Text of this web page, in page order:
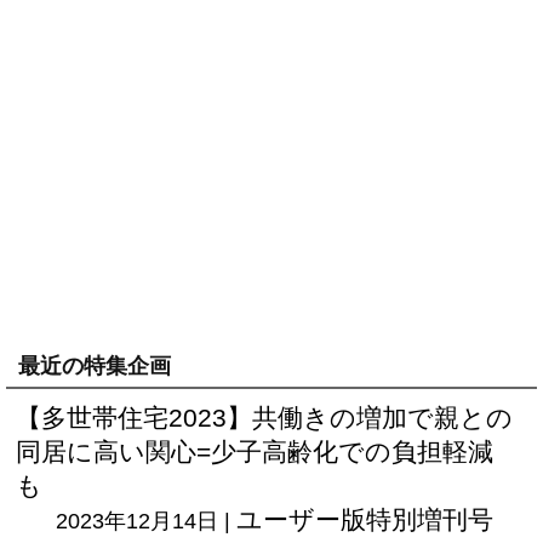
最近の特集企画
【多世帯住宅2023】共働きの増加で親との
同居に高い関心=少子高齢化での負担軽減
も
2023年12月14日 | ユーザー版特別増刊号